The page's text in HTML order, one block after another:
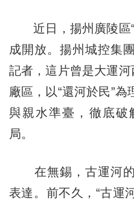
近日，揚州廣陵區“
成開放。揚州城控集
記者，這片曾是大運河
廠區，以“還河於民”
與親水準臺，徹底破
局。
在無錫，古運河的
表達。前不久，“古運